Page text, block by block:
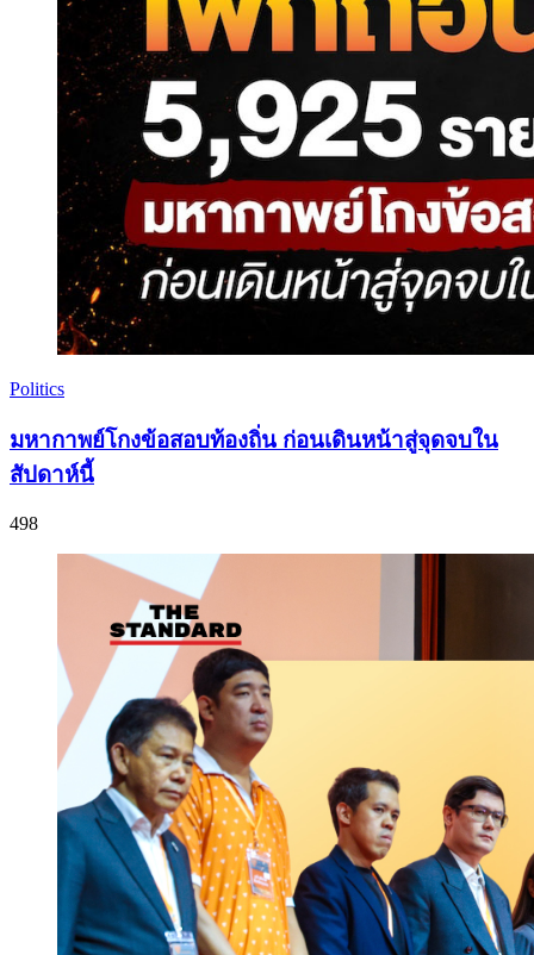
Politics
มหากาพย์โกงข้อสอบท้องถิ่น ก่อนเดินหน้าสู่จุดจบใน
สัปดาห์นี้
498